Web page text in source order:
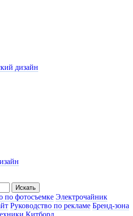
дизайн
Искать
по фотосъемке Электрочайник
Руководство по рекламе Бренд-зона
Китборд